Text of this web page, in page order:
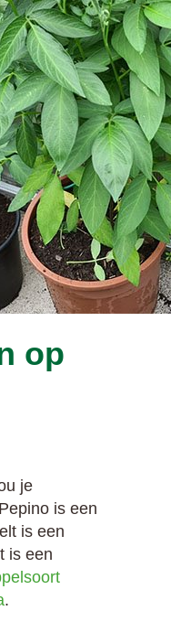
op
je
is een
is een
is een
.